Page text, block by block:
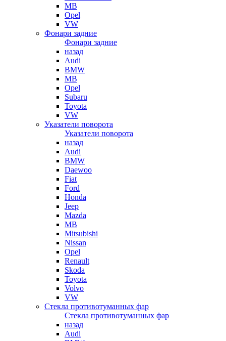
MB
Opel
VW
Фонари задние
Фонари задние
назад
Audi
BMW
MB
Opel
Subaru
Toyota
VW
Указатели поворота
Указатели поворота
назад
Audi
BMW
Daewoo
Fiat
Ford
Honda
Jeep
Mazda
MB
Mitsubishi
Nissan
Opel
Renault
Skoda
Toyota
Volvo
VW
Стекла противотуманных фар
Стекла противотуманных фар
назад
Audi